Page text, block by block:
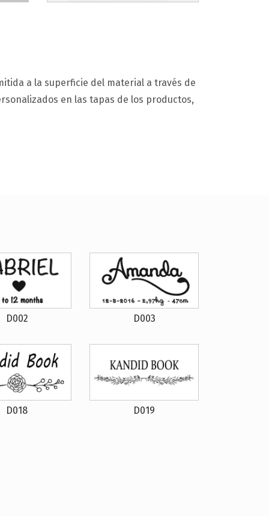
a la superficie del material a través de
en las tapas de los productos,
D002 D003
D018 D019